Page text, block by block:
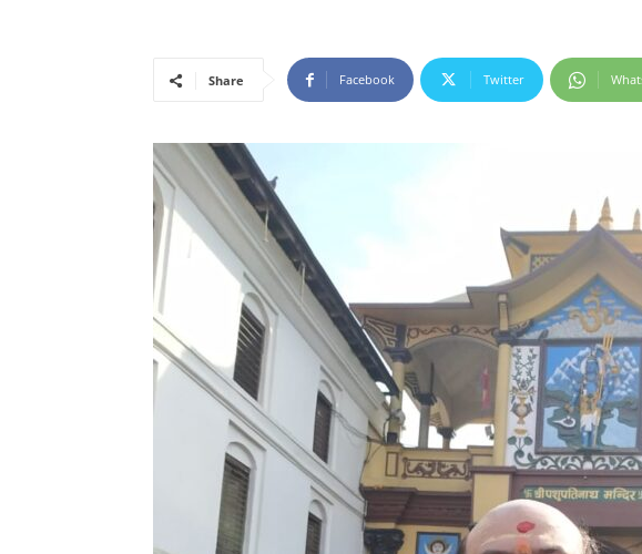
Share Facebook Twitter